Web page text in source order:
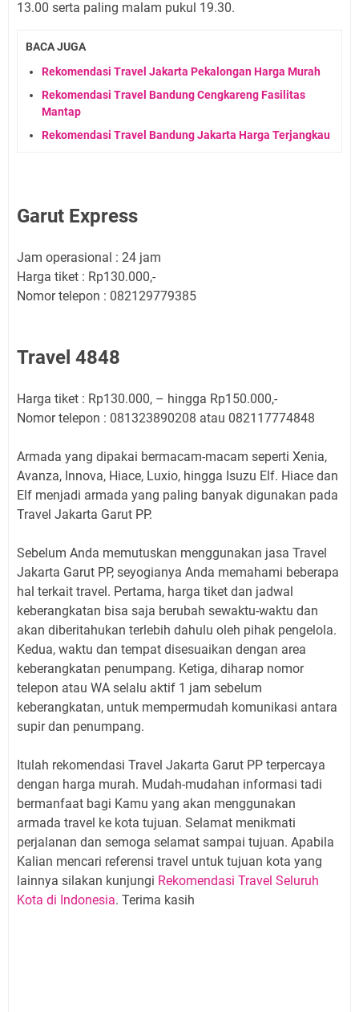
13.00 serta paling malam pukul 19.30.
BACA JUGA
Rekomendasi Travel Jakarta Pekalongan Harga Murah
Rekomendasi Travel Bandung Cengkareng Fasilitas
Mantap
Rekomendasi Travel Bandung Jakarta Harga Terjangkau
Garut Express
Jam operasional : 24 jam
Harga tiket : Rp130.000,-
Nomor telepon : 082129779385
Travel 4848
Harga tiket : Rp130.000, – hingga Rp150.000,-
Nomor telepon : 081323890208 atau 082117774848
Armada yang dipakai bermacam-macam seperti Xenia,
Avanza, Innova, Hiace, Luxio, hingga Isuzu Elf. Hiace dan
Elf menjadi armada yang paling banyak digunakan pada
Travel Jakarta Garut PP.
Sebelum Anda memutuskan menggunakan jasa Travel
Jakarta Garut PP, seyogianya Anda memahami beberapa
hal terkait travel. Pertama, harga tiket dan jadwal
keberangkatan bisa saja berubah sewaktu-waktu dan
akan diberitahukan terlebih dahulu oleh pihak pengelola.
Kedua, waktu dan tempat disesuaikan dengan area
keberangkatan penumpang. Ketiga, diharap nomor
telepon atau WA selalu aktif 1 jam sebelum
keberangkatan, untuk mempermudah komunikasi antara
supir dan penumpang.
Itulah rekomendasi Travel Jakarta Garut PP terpercaya
dengan harga murah. Mudah-mudahan informasi tadi
bermanfaat bagi Kamu yang akan menggunakan
armada travel ke kota tujuan. Selamat menikmati
perjalanan dan semoga selamat sampai tujuan. Apabila
Kalian mencari referensi travel untuk tujuan kota yang
lainnya silakan kunjungi Rekomendasi Travel Seluruh
Kota di Indonesia. Terima kasih